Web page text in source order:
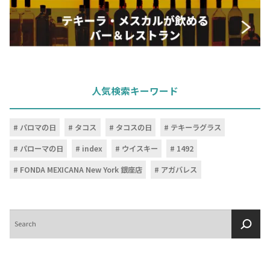
人気検索キーワード
パロマの日 タコス タコスの日
テキーラグラス
パローマの日
index ウイスキー
1492
FONDA MEXICANA New York 銀座店
アガバレス
索